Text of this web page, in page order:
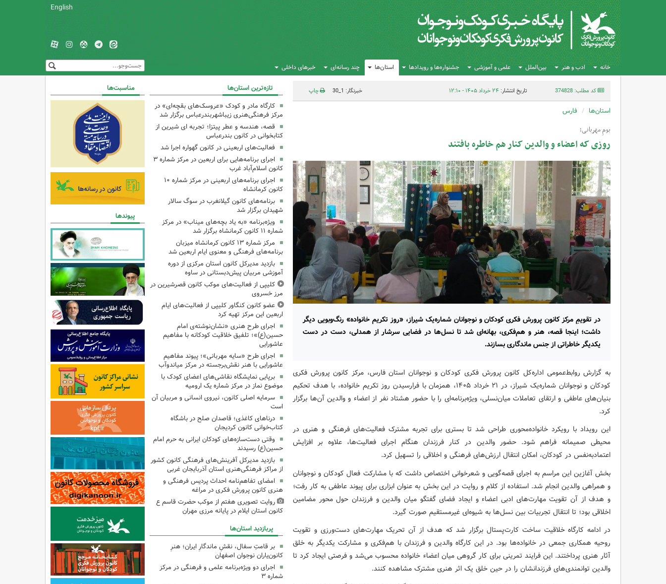
English
خانه ادب و هنر بین‌الملل علمی و آموزشی جشنواره‌ها و رویدادها استان‌ها چند رسانه‌ای خبرهای داخلی
کد مطلب: 374828 تاریخ انتشار: ۲۴ خرداد ۱۴۰۵ - ۱۲:۱۰ خبرنگار: 1_30 چاپ
استان‌ها فارس
بومِ مهربانی؛
روزی که اعضاء و والدین کنار هم خاطره بافتند
در تقویمِ مرکز کانون پرورش فکری کودکان و نوجوانان شماره‌یک شیراز، «روز تکریم خانواده» رنگ‌وبویی دیگر
داشت؛ اینجا قصه، هنر و هم‌فکری، بهانه‌ای شد تا نسل‌ها در فضایی سرشار از همدلی، دست در دست
یکدیگر خاطراتی از جنس ماندگاری بسازند.
به گزارش روابط‌عمومی اداره‌کل کانون پرورش فکری کودکان و نوجوانان استان فارس، مرکز کانون پرورش فکری
کودکان و نوجوانان شماره‌یک شیراز، در ۲۱ خرداد ۱۴۰۵، همزمان با فرارسیدن روز تکریم خانواده، با هدف تحکیم
بنیان‌های عاطفی و ارتقای تعاملات میان‌نسلی، ویژه‌برنامه‌ای را با حضور هشتاد نفر از اعضاء و والدین آن‌ها برگزار
کرد.
این رویداد با رویکرد خانواده‌محوری طراحی شد تا بستری برای تجربه مشترک فعالیت‌های فرهنگی و هنری در
محیطی صمیمانه فراهم شود. حضور والدین در کنار فرزندان هنگام اجرای فعالیت‌ها، علاوه بر افزایش
اعتمادبه‌نفس در کودکان، امکان انتقال ارزش‌های فرهنگی و اخلاقی را تسهیل کرد.
بخش آغازین این مراسم به اجرای قصه‌گویی و شعرخوانی اختصاص داشت که با مشارکت فعال کودکان و نوجوانان
و همراهی والدین انجام شد. استفاده از کلام و روایت در این بخش به عنوان ابزاری برای پیوند عاطفی به کار رفت؛
و هدف از آن تقویت مهارت‌های ادبی اعضاء و ایجاد فضای گفتگو میان والدین و فرزندان حول محور مضامین
اخلاقی بود؛ تا انتقال تجربیات بین نسل‌ها به شیوه‌ای غیرمستقیم صورت گیرد.
در ادامه کارگاه خلاقیت ساخت کارت‌پستال برگزار شد که هدف از آن تحریک مهارت‌های دست‌ورزی و تقویت
روحیه همکاری جمعی در خانواده‌ها بود. در این کارگاه والدین و فرزندان با هم‌فکری و مشارکت یکدیگر به خلق
آثار هنری پرداختند. این فرایند تمرینی برای کار گروهی میان اعضاء خانواده محسوب می‌شد و فرصتی ایجاد کرد تا
والدین توانمندی‌های فرزندانشان را در حین خلق یک اثر هنری مشترک مشاهده کنند.
تازه‌ترین استان‌ها
کارگاه مادر و کودک «عروسک‌های بقچه‌ای» در
مرکز فرهنگی‌هنری زیباشهربندرعباس برگزار شد
قصه، هندسه و عطر پیتزا؛ تجربه ای شیرین از
کتابخوانی در کانون بندرعباس
فعالیت‌های اربعینی در کانون گهواره اجرا شد
اجرای برنامه‌هایی برای اربعین در مرکز شماره ۳
کانون اسلام‌آباد غرب
اجرای برنامه‌های اربعینی در مرکز شماره ۱۰
کانون کرمانشاه
برنامه‌های کانون گیلانغرب در سوگ سالار
شهیدان برگزار شد
ویژه‌برنامه «به یاد بچه‌های میناب» در مرکز
شماره ۱۱ کانون کرمانشاه برگزار شد
مرکز شماره ۱۳ کانون کرمانشاه میزبان
برنامه‌های فرهنگی و معنوی ایام اربعین شد
بازدید مدیرکل کانون استان مرکزی از دوره
آموزشی مربیان پیش‌دبستانی در ساوه
کلیپی از فعالیت‌های موکب کانون قصرشیرین در
مرز خسروی
عضو کانون کنگاور کلیپی از فعالیت‌های ایام
اربعین این مرکز تهیه کرد
اجرای طرح هنری «نشان‌نوشته‌ی امام
حسین(ع)»؛ تلفیق خلاقیت کودکانه با مفاهیم
عاشورایی
اجرای طرح «سایه مهربانی»؛ پیوند مفاهیم
عاشورایی با هنر نقش‌برجسته در مرکز میاندوآب
برپایی نمایشگاه نقاشی‌های اعضای کودک با
موضوع نماز در مرکز شماره یک ارومیه
سرمایه اصلی کانون، نیروی انسانی و مربیان آن
است
درناهای کاغذی؛ قاصدان صلح در باشگاه
کتاب‌خوانی کانون کردیجان
وقتی دست‌سازه‌های کودکان ایرانی به حرم امام
حسین(ع) رسیدند
بازدید مدیرکل آفرینش‌های فرهنگی کانون کشور
از مراکز فرهنگی‌هنری استان آذربایجان غربی
امضای تفاهم‌نامه احداث پردیس فرهنگی و
هنری کانون پرورش فکری در مراغه
روایت تصویری هفتم از موکب حضرت قاسم ع
کانون استان ایلام در پایانه مرزی مهران
پربازدید استان‌ها
بر قامتِ سفال، نقشِ ماندگارِ ایران؛ هنرِ
کانون‌یاران نوجوان اصفهان
اجرای دو ویژه‌برنامه علمی و فرهنگی در مرکز
شماره ۳
مناسبت‌ها
پیوندها